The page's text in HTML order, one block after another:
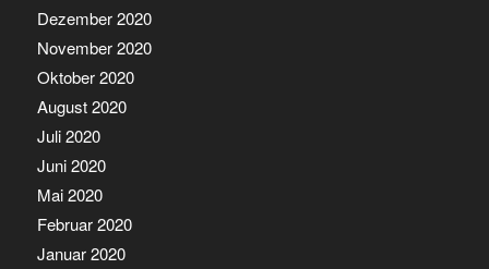
Dezember 2020
November 2020
Oktober 2020
August 2020
Juli 2020
Juni 2020
Mai 2020
Februar 2020
Januar 2020